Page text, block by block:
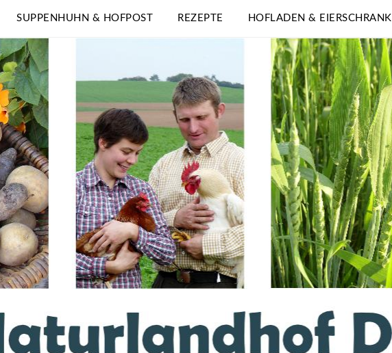
SUPPENHUHN & HOFPOST REZEPTE HOFLADEN & EIERSCHRANK